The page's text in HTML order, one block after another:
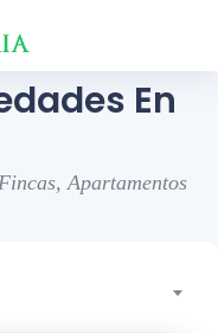
En
Apartamentos